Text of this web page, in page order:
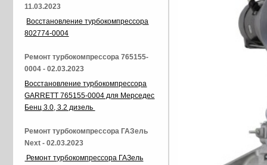
11.03.2023
Восстановление турбокомпрессора
802774-0004
Ремонт турбокомпрессора 765155-
0004 - 02.03.2023
Восстановление турбокомпрессора
GARRETT 765155-0004 для Мерседес
Бенц 3.0, 3.2 дизель
Ремонт турбокомпрессора ГАЗель
Next - 02.03.2023
Ремонт турбокомпрессора ГАЗель